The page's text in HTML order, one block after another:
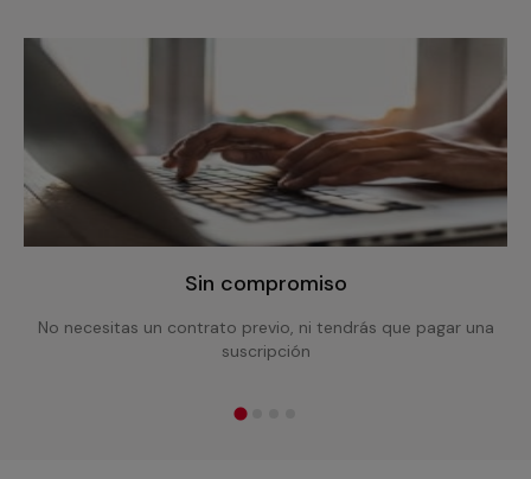
Sin compromiso
No necesitas un contrato previo, ni tendrás que pagar una
suscripción